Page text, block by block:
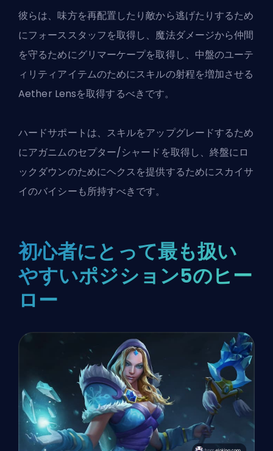
彼らは、味方を再配置したり敵から逃げたりするため
にフォーススタッフを取得し、魔法ダメージから仲間
を守るためにグリマーケープを取得し、中盤のユーテ
ィリティアイテムのためにスキルの射程を増加させる
Aether Lensを取得するべきです。
ハードサポートは、スキルをアップグレードするため
にアガニムのセプター/シャードを取得し、終盤にロ
ックダウンのためにヘクスを提供するためにスカイサ
イのバイシーも所持すべきです。
初心者にとって最も扱い
やすいポジション5のヒー
ロー